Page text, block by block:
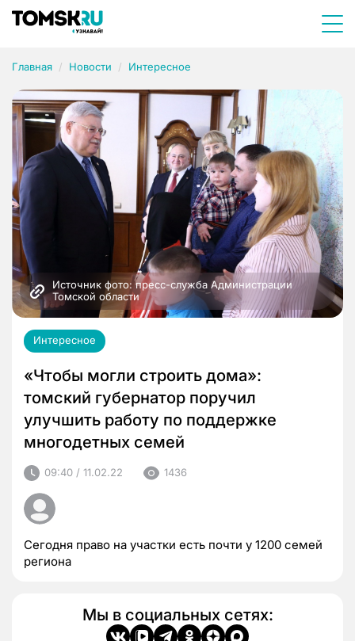
Главная Новости Интересное
Источник фото: пресс-служба Администрации
Томской области
Интересное
«Чтобы могли строить дома»:
томский губернатор поручил
улучшить работу по поддержке
многодетных семей
09:40 / 11.02.22 1436
Сегодня право на участки есть почти у 1200 семей
региона
Мы в социальных сетях: